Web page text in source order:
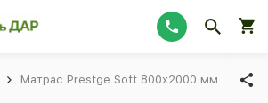
Матрас Prestge Soft 800х2000 мм